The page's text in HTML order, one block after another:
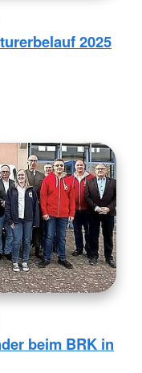
2025
beim BRK in